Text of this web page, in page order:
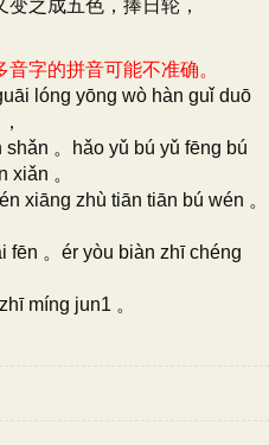
之成五色，捧日轮，
字的拼音可能不准确。
lóng yōng wò hàn guǐ duō
。hǎo yǔ bú yǔ fēng bú
xiǎn 。
xiāng zhù tiān tiān bú wén 。
fēn 。ér yòu biàn zhī chéng
míng jun1 。